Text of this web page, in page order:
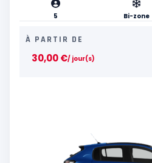
5 Bi-zone
À PARTIR DE
30,00€/ jour(s)